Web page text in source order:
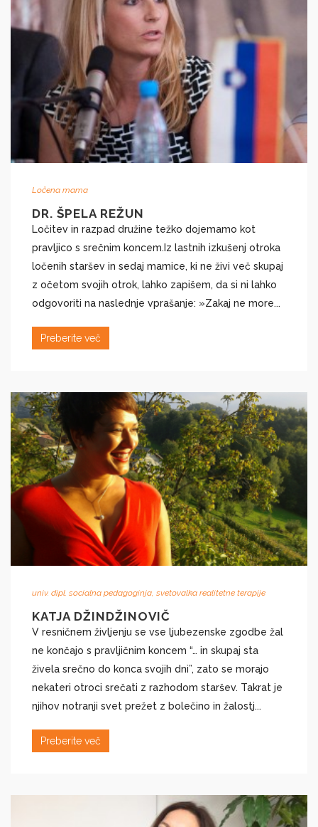
Ločena mama
DR. ŠPELA REŽUN
Ločitev in razpad družine težko dojemamo kot
pravljico s srečnim koncem.Iz lastnih izkušenj otroka
ločenih staršev in sedaj mamice, ki ne živi več skupaj
z očetom svojih otrok, lahko zapišem, da si ni lahko
odgovoriti na naslednje vprašanje: »Zakaj ne more...
Preberite več
univ. dipl. socialna pedagoginja, svetovalka realitetne terapije
KATJA DŽINDŽINOVIČ
​V resničnem življenju se vse ljubezenske zgodbe žal
ne končajo s pravljičnim koncem “… in skupaj sta
živela srečno do konca svojih dni”, zato se morajo
nekateri otroci srečati z razhodom staršev. Takrat je
njihov notranji svet prežet z bolečino in žalostj...
Preberite več